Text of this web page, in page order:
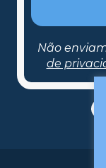
Não
de